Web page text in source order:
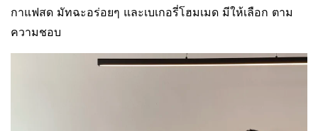
กาแฟสด มัทฉะอร่อยๆ และเบเกอรี่โฮมเมด มีให้เลือก ตาม
ความชอบ